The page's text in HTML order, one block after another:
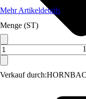
Verkauf durch:
Mehr Artikeldetails
Menge (ST)